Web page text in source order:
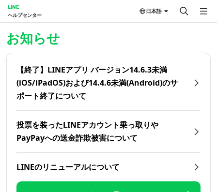
LINE
ヘルプセンター
日本語
お知らせ
【終了】LINEアプリ バージョン14.6.3未満
(iOS/iPadOS)および14.4.6未満(Android)のサ
ポート終了について
投票を装ったLINEアカウント乗っ取りや
PayPayへの送金詐欺被害について
LINEのリニューアルについて